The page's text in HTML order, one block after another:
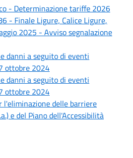
- Determinazione tariffe 2026
- Finale Ligure, Calice Ligure,
2025 - Avviso segnalazione
danni a seguito di eventi
ottobre 2024
danni a seguito di eventi
ottobre 2024
l'eliminazione delle barriere
e del Piano dell'Accessibilità